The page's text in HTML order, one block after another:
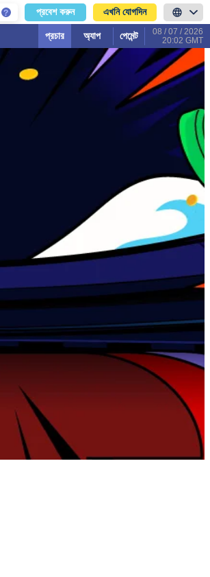
প্রবেশ করুন এখনি যোগদিন
প্রচার অ্যাপ পেমেন্ট
08 / 07 / 2026
20:02 GMT